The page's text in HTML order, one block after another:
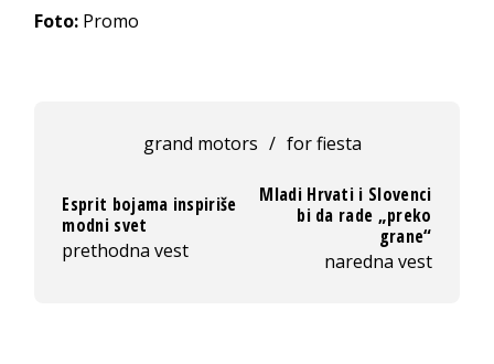
Foto: Promo
grand motors / for fiesta
Esprit bojama inspiriše
modni svet
prethodna vest
Mladi Hrvati i Slovenci
bi da rade „preko
grane“
naredna vest